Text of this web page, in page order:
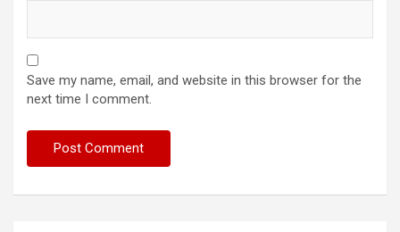
Save my name, email, and website in this browser for the
next time I comment.